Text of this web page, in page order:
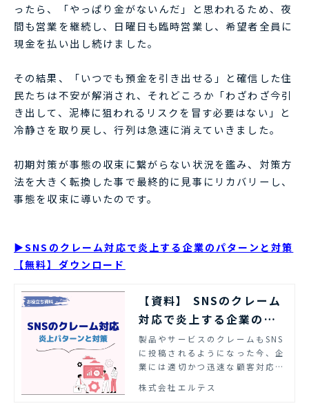
ったら、「やっぱり金がないんだ」と思われるため、夜
間も営業を継続し、日曜日も臨時営業し、希望者全員に
現金を払い出し続けました。
その結果、「いつでも預金を引き出せる」と確信した住
民たちは不安が解消され、それどころか「わざわざ今引
き出して、泥棒に狙われるリスクを冒す必要はない」と
冷静さを取り戻し、行列は急速に消えていきました。
初期対策が事態の収束に繋がらない状況を鑑み、対策方
法を大きく転換した事で最終的に見事にリカバリーし、
事態を収束に導いたのです。
▶SNSのクレーム対応で炎上する企業のパターンと対策
【無料】ダウンロード
【資料】 SNSのクレーム
対応で炎上する企業のパ
ターンと対策 | エルテス
製品やサービスのクレームもSNS
に投稿されるようになった今、企
業には適切かつ迅速な顧客対応が
料では、SNSのクレーム対応の炎
株式会社エルテス